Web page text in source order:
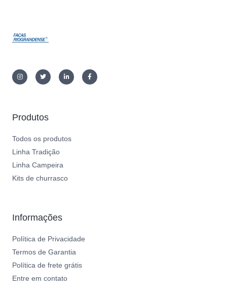
Produtos
Todos os produtos
Linha Tradição
Linha Campeira
Kits de churrasco
Informações
Política de Privacidade
Termos de Garantia
Política de frete grátis
Entre em contato